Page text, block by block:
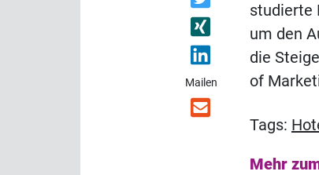
Mailen
studierte
um den
die
of
Tags:
Mehr